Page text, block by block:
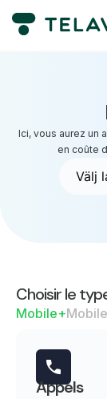
Ici, vous aurez un
en coûte
Choisir le
Mobile+Mobile
Appels